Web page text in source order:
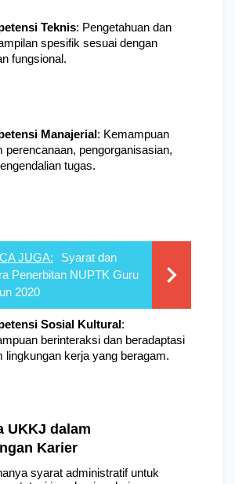
Teknis: Pengetahuan dan
spesifik sesuai dengan
fungsional.
Manajerial: Kemampuan
perencanaan, pengorganisasian,
tugas.
JUGA:
Syarat dan
Penerbitan NUPTK Guru
2020
Sosial Kultural
berinteraksi dan beradaptasi
lingkungan kerja yang beragam.
UKKJ dalam
Karier
syarat administratif untuk